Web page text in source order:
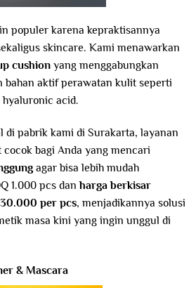
populer karena kepraktisannya
skincare. Kami menawarkan
cushion yang menggabungkan
bahan aktif perawatan kulit seperti
hyaluronic acid.
di pabrik kami di Surakarta, layanan
bagi Anda yang mencari
agar bisa lebih mudah
1.000 pcs danharga berkisar
per pcs, menjadikannya solusi
masa kini yang ingin unggul di
& Mascara